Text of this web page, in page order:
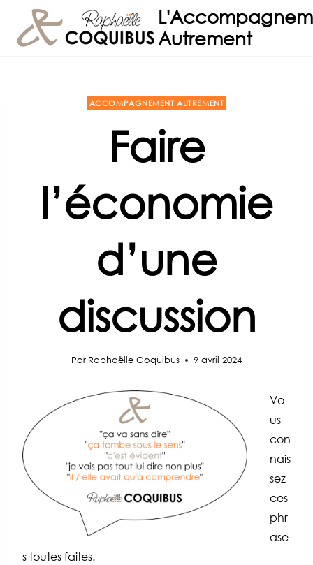
contenu
Autrement
ACCOMPAGNEMENT AUTREMENT
Faire
l’économie
d’une
discussion
Par Raphaëlle Coquibus 9 avril 2024
Vo
us
con
nais
sez
ces
phr
ase
s toutes faites.